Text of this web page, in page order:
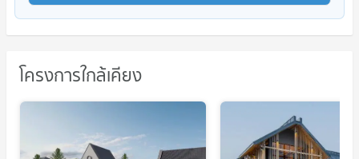
โครงการใกล้เคียง